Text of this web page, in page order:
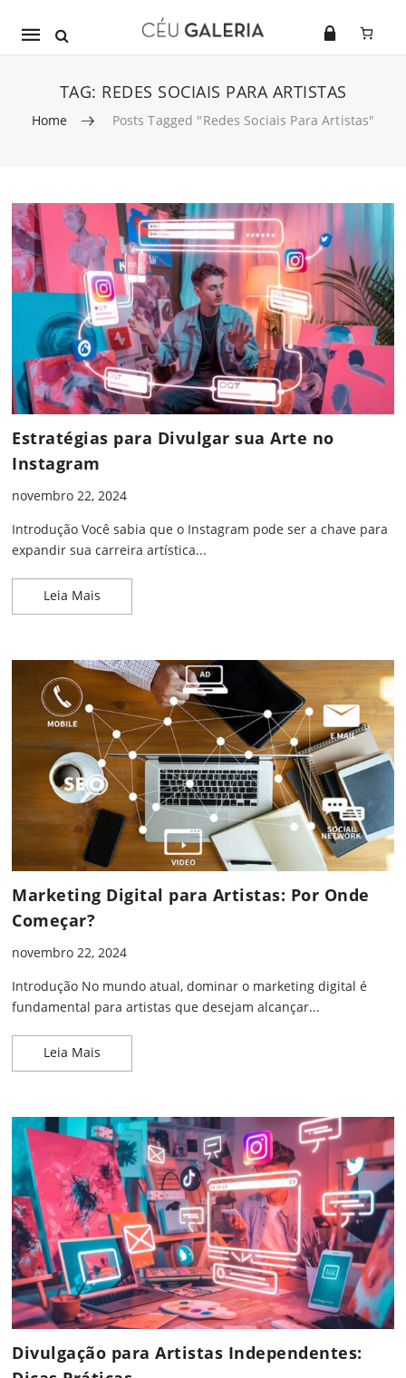
Mobile
TAG: REDES SOCIAIS PARA ARTISTAS
Home Posts Tagged "redes Sociais Para Artistas"
Skip to content
Estratégias para Divulgar sua Arte no
Instagram
novembro 22, 2024
Introdução Você sabia que o Instagram pode ser a chave para
expandir sua carreira artística...
Leia Mais
Marketing Digital para Artistas: Por Onde
Começar?
novembro 22, 2024
Introdução No mundo atual, dominar o marketing digital é
fundamental para artistas que desejam alcançar...
Leia Mais
Divulgação para Artistas Independentes: